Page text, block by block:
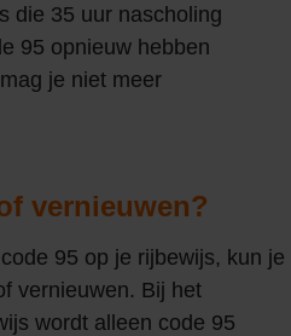
die 35 uur nascholing
95 opnieuw hebben
je niet meer
vernieuwen?
95 op je rijbewijs, kun je
vernieuwen. Bij het
wordt alleen code 95